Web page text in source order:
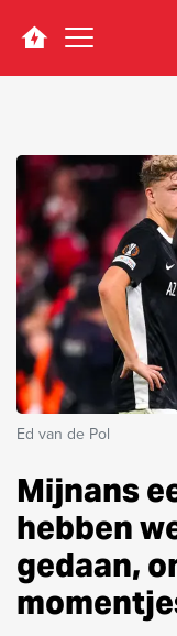
Navigation
Ed van de Pol
Mijnans
hebben
gedaan,